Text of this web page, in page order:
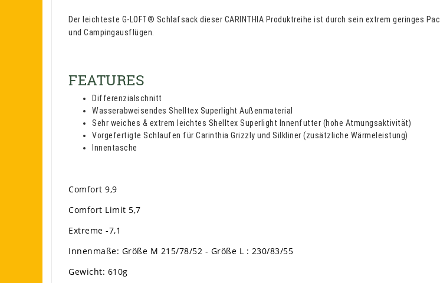
Der leichteste G-LOFT® Schlafsack dieser CARINTHIA Produktreihe ist durch sein extrem geringes
und Campingausflügen.
FEATURES
Differenzialschnitt
Wasserabweisendes Shelltex Superlight Außenmaterial
Sehr weiches & extrem leichtes Shelltex Superlight Innenfutter (hohe Atmungsaktivität)
Vorgefertigte Schlaufen für Carinthia Grizzly und Silkliner (zusätzliche Wärmeleistung)
Innentasche
Comfort 9,9
Comfort Limit 5,7
Extreme -7,1
Innenmaße: Größe M 215/78/52 - Größe L : 230/83/55
Gewicht: 610g